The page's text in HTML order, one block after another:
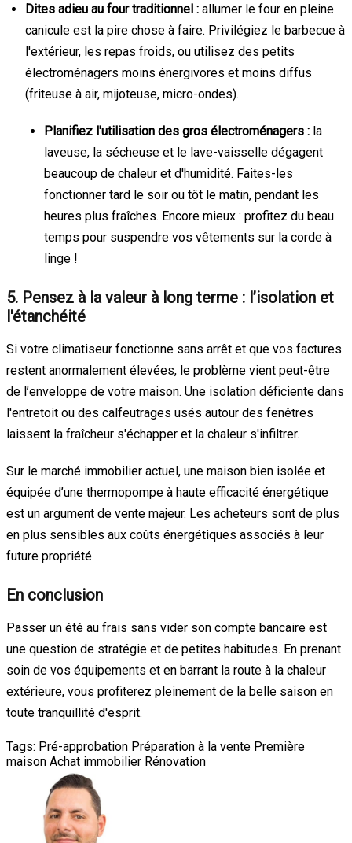
Dites adieu au four traditionnel : allumer le four en pleine
canicule est la pire chose à faire. Privilégiez le barbecue à
l'extérieur, les repas froids, ou utilisez des petits
électroménagers moins énergivores et moins diffus
(friteuse à air, mijoteuse, micro-ondes).
Planifiez l'utilisation des gros électroménagers : la
laveuse, la sécheuse et le lave-vaisselle dégagent
beaucoup de chaleur et d'humidité. Faites-les
fonctionner tard le soir ou tôt le matin, pendant les
heures plus fraîches. Encore mieux : profitez du beau
temps pour suspendre vos vêtements sur la corde à
linge !
5. Pensez à la valeur à long terme : l’isolation et
l'étanchéité
Si votre climatiseur fonctionne sans arrêt et que vos factures
restent anormalement élevées, le problème vient peut-être
de l’enveloppe de votre maison. Une isolation déficiente dans
l'entretoit ou des calfeutrages usés autour des fenêtres
laissent la fraîcheur s'échapper et la chaleur s'infiltrer.
Sur le marché immobilier actuel, une maison bien isolée et
équipée d’une thermopompe à haute efficacité énergétique
est un argument de vente majeur. Les acheteurs sont de plus
en plus sensibles aux coûts énergétiques associés à leur
future propriété.
En conclusion
Passer un été au frais sans vider son compte bancaire est
une question de stratégie et de petites habitudes. En prenant
soin de vos équipements et en barrant la route à la chaleur
extérieure, vous profiterez pleinement de la belle saison en
toute tranquillité d'esprit.
Tags: Pré-approbation Préparation à la vente Première
maison Achat immobilier Rénovation